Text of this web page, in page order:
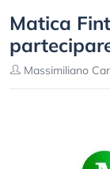
Matica
Massimiliano